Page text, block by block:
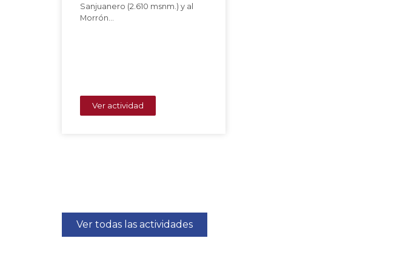
Sanjuanero (2.610 msnm.) y al
Morrón…
Ver actividad
Ver todas las actividades